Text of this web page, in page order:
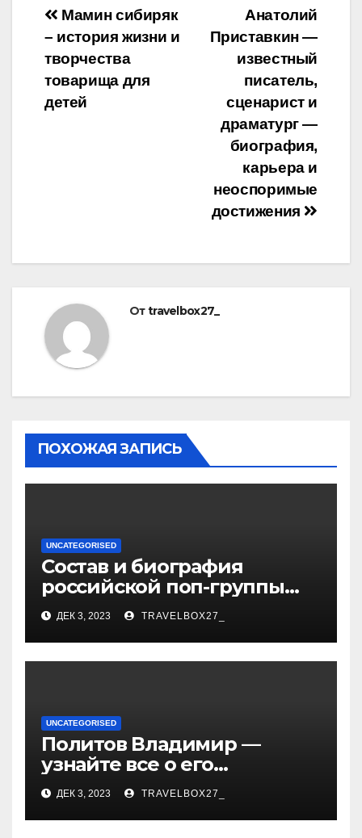
Навигация
по
записям
Анатолий
Приставкин —
известный
писатель,
сценарист и
драматург —
биография,
карьера и
неоспоримые
достижения
Мамин сибиряк
– история жизни и
творчества
товарища для
детей
Отtravelbox27_
ПОХОЖАЯ ЗАПИСЬ
UNCATEGORISED
Состав и биография
российской поп-группы
«Иванушки интернешнл»
— история успеха, музыка
и судьбы участников
ДЕК 3, 2023 TRAVELBOX27_
UNCATEGORISED
Политов Владимир —
узнайте все о его
биографии, возрасте и
впечатляющих
достижениях!
ДЕК 3, 2023 TRAVELBOX27_